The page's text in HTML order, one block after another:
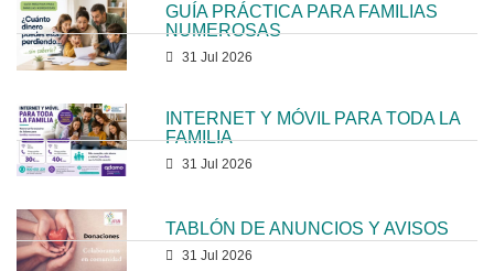
GUÍA PRÁCTICA PARA FAMILIAS
NUMEROSAS
31 Jul 2026
INTERNET Y MÓVIL PARA TODA LA
FAMILIA
31 Jul 2026
TABLÓN DE ANUNCIOS Y AVISOS
31 Jul 2026